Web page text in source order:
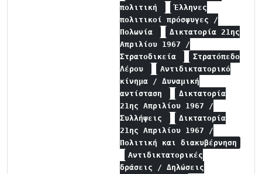
πολιτική
Έλληνες
πολιτικοί πρόσφυγες /
Πολωνία
Δικτατορία 21ης
Απριλίου 1967 /
Στρατοδικεία
Στρατόπεδο
Λέρου
Αντιδικτατορικό
κίνημα / Δυναμική
αντίσταση
Δικτατορία
21ης Απριλίου 1967 /
Συλλήψεις
Δικτατορία
21ης Απριλίου 1967 /
Πολιτική και διακυβέρνηση
Αντιδικτατορικές
δράσεις / Δηλώσεις